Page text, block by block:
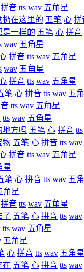
拼音 tts wav 五角星
扔在这里的 五笔 心 拼
是一样的 五笔 心 拼音
wav 五角星
拼音 tts wav 五角星
wav 五角星
拼音 tts wav 五角星
笔 心 拼音 tts wav 五
tts wav 五角星
tts wav 五角星
地方吗 五笔 心 拼音 tts
物 五笔 心 拼音 tts wav
拼音 tts wav 五角星
星
笔 心 拼音 tts wav 五
角星
拼音 tts wav 五角星
了 五笔 心 拼音 tts wav
tts wav 五角星
五角星
心 拼音 tts wav 五角星
在 五笔 心 拼音 tts wav